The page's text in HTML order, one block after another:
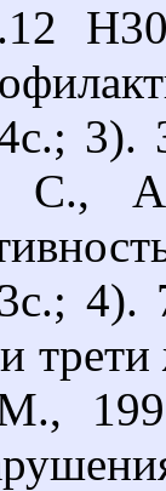
3).
С.,
трети